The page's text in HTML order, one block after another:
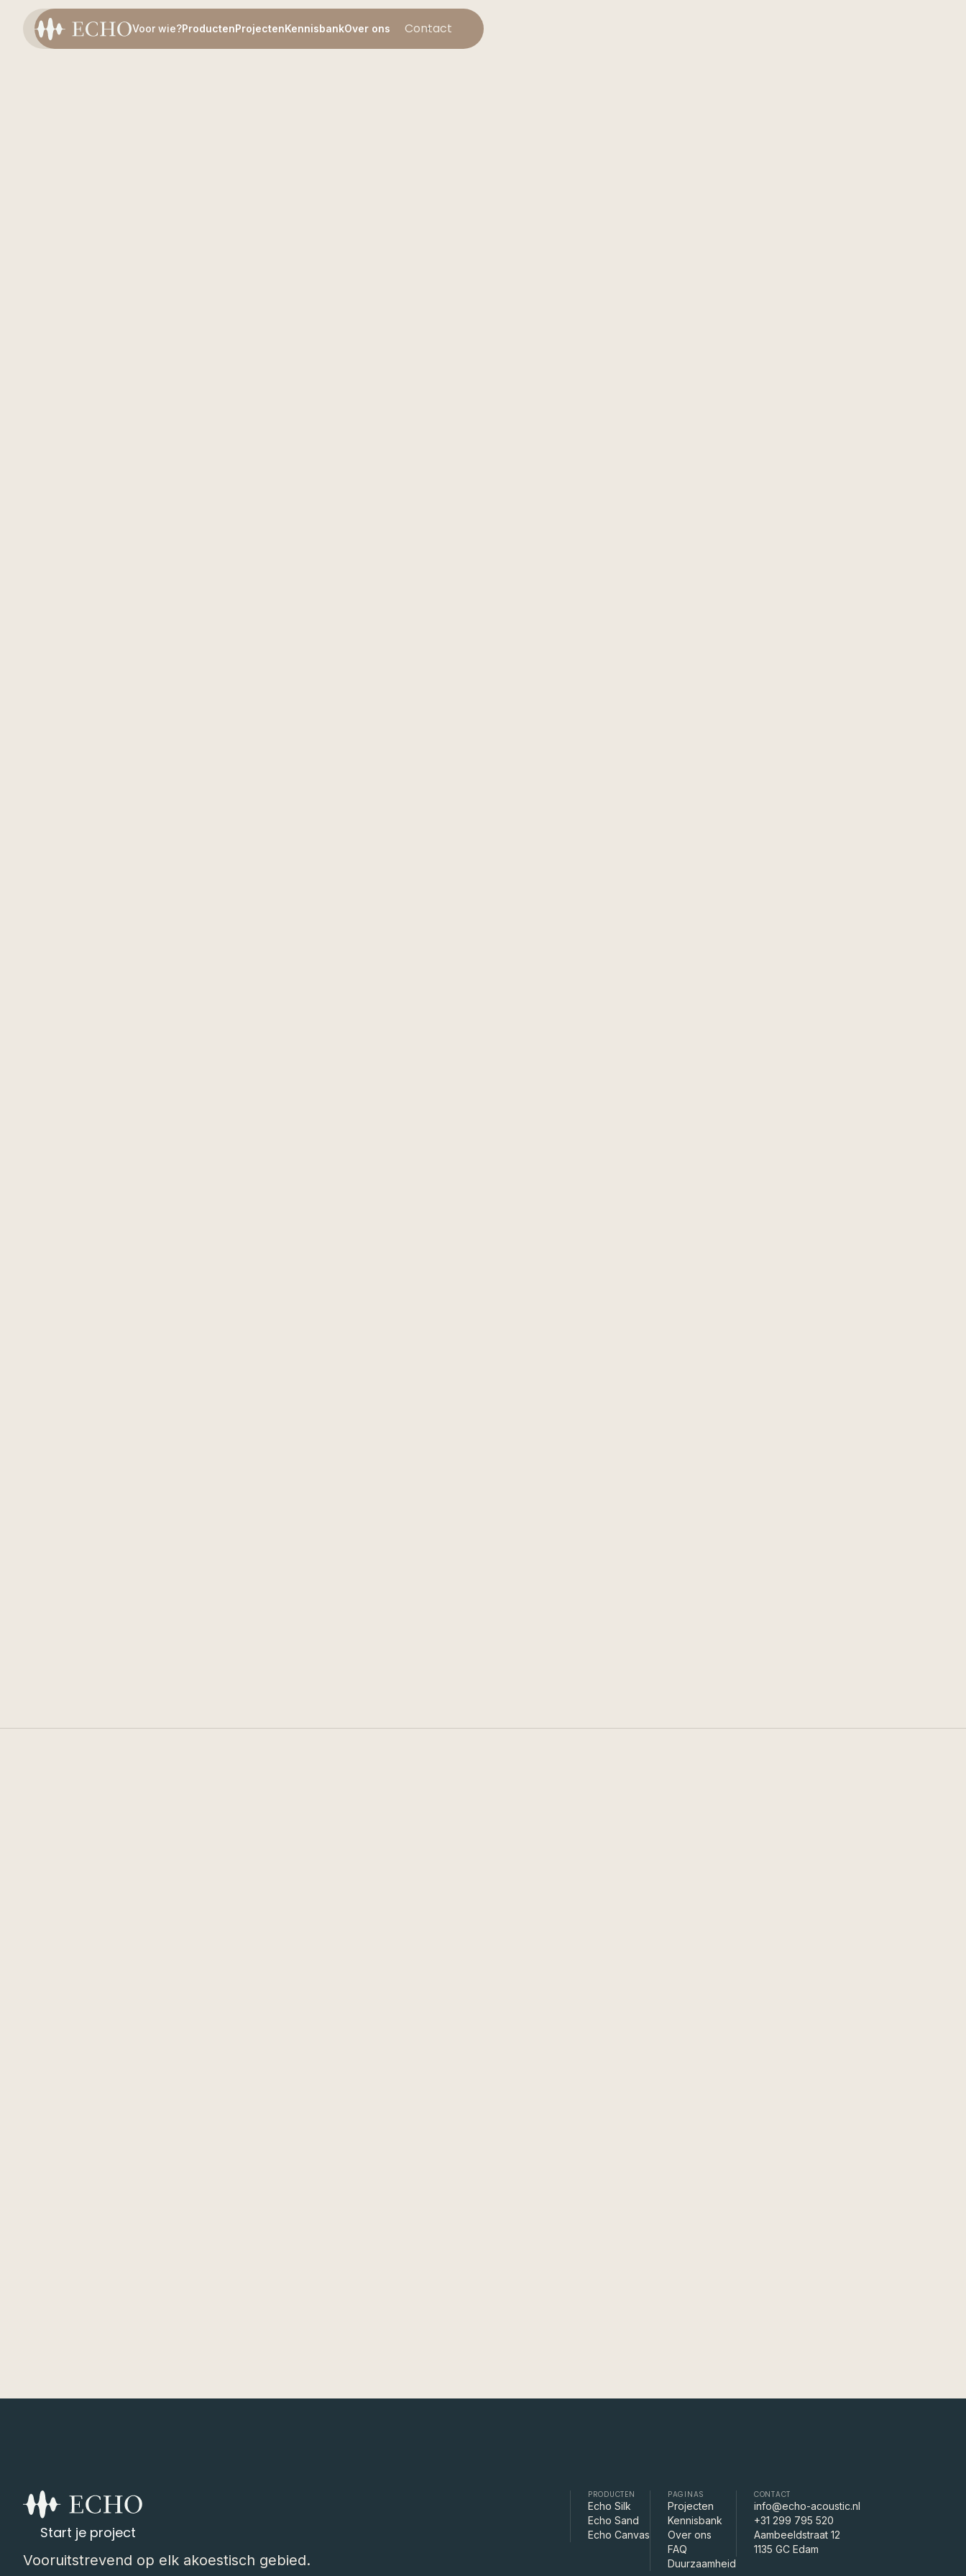
Voor wie?ProductenProjectenKennisbankOver ons Contact
Start je project
Vooruitstrevend op elk akoestisch gebied.
PRODUCTEN
Echo Silk
Echo Sand
Echo Canvas
PAGINAS
Projecten
Kennisbank
Over ons
FAQ
Duurzaamheid
CONTACT
info@echo-acoustic.nl
+31 299 795 520
Aambeeldstraat 12
1135 GC Edam